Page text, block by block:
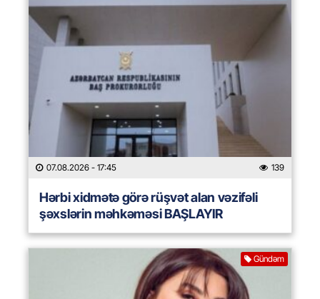
07.08.2026 - 17:45 139
Hərbi xidmətə görə rüşvət alan vəzifəli
şəxslərin məhkəməsi BAŞLAYIR
Gündəm